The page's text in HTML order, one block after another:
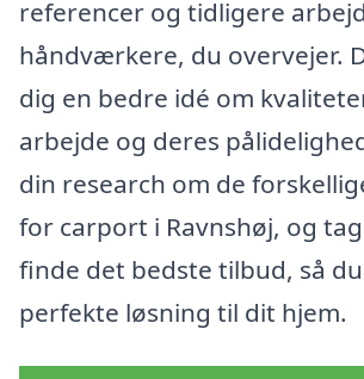
referencer og tidligere
håndværkere, du overvejer.
dig en bedre idé om
arbejde og deres
din research om de
for carport i Ravnshøj, og
finde det bedste tilbud, så
perfekte løsning til dit hjem.